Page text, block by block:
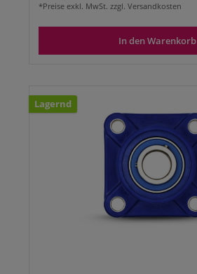
*Preise exkl. MwSt. zzgl. Versandkosten
In den Warenkorb
Lagernd